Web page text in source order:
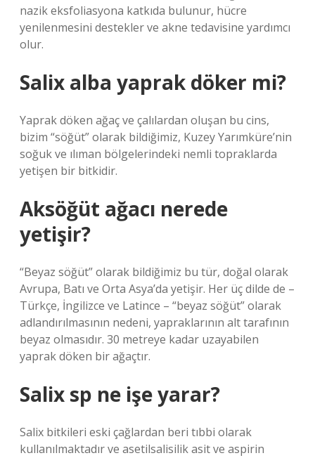
nazik eksfoliasyona katkıda bulunur, hücre
yenilenmesini destekler ve akne tedavisine yardımcı
olur.
Salix alba yaprak döker mi?
Yaprak döken ağaç ve çalılardan oluşan bu cins,
bizim “söğüt” olarak bildiğimiz, Kuzey Yarımküre’nin
soğuk ve ılıman bölgelerindeki nemli topraklarda
yetişen bir bitkidir.
Aksöğüt ağacı nerede
yetişir?
“Beyaz söğüt” olarak bildiğimiz bu tür, doğal olarak
Avrupa, Batı ve Orta Asya’da yetişir. Her üç dilde de –
Türkçe, İngilizce ve Latince – “beyaz söğüt” olarak
adlandırılmasının nedeni, yapraklarının alt tarafının
beyaz olmasıdır. 30 metreye kadar uzayabilen
yaprak döken bir ağaçtır.
Salix sp ne işe yarar?
Salix bitkileri eski çağlardan beri tıbbi olarak
kullanılmaktadır ve asetilsalisilik asit ve aspirin